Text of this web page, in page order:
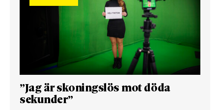
”Jag är skoningslös mot döda
sekunder”